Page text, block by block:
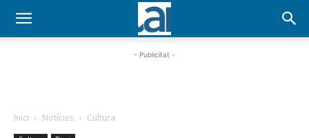
- Publicitat -
Inici Notícies Cultura